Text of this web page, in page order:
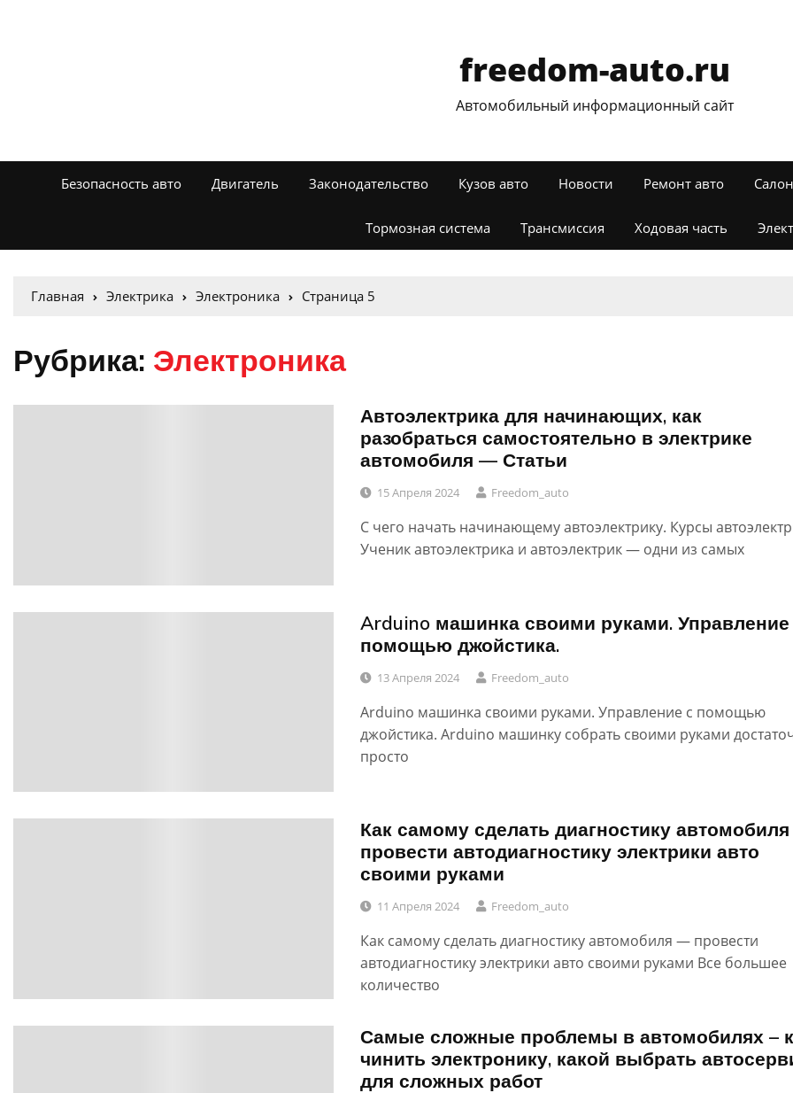
freedom-auto.ru
Автомобильный информационный сайт
Безопасность авто Двигатель Законодательство Кузов авто Новости Ремонт авто
Тормозная система Трансмиссия Ходовая часть
Главная Электрика Электроника Страница 5
Рубрика: Электроника
Автоэлектрика для начинающих, как
разобраться самостоятельно в электрике
автомобиля — Статьи
15 Апреля 2024 Freedom_auto
С чего начать начинающему автоэлектрику. Курсы
Ученик автоэлектрика и автоэлектрик — одни из самых
Arduino машинка своими руками. Управление
помощью джойстика.
13 Апреля 2024 Freedom_auto
Arduino машинка своими руками. Управление с помощью
джойстика. Arduino машинку собрать своими руками
просто
Как самому сделать диагностику
провести автодиагностику электрики авто
своими руками
11 Апреля 2024 Freedom_auto
Как самому сделать диагностику автомобиля — провести
автодиагностику электрики авто своими руками Все большее
количество
Самые сложные проблемы в автомобилях –
чинить электронику, какой выбрать
для сложных работ